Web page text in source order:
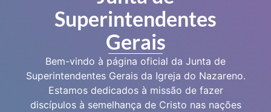
Superintendentes
Gerais
Bem-vindo à página oficial da Junta de
Superintendentes Gerais da Igreja do Nazareno.
Estamos dedicados à missão de fazer
discípulos à semelhança de Cristo nas nações